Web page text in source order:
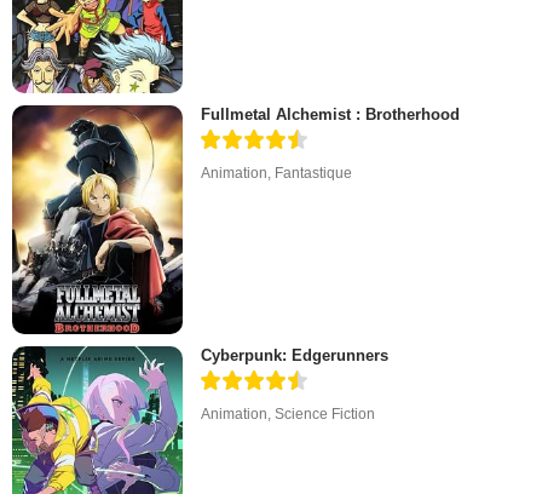
Fullmetal Alchemist : Brotherhood
Animation, Fantastique
Cyberpunk: Edgerunners
Animation ,Science Fiction